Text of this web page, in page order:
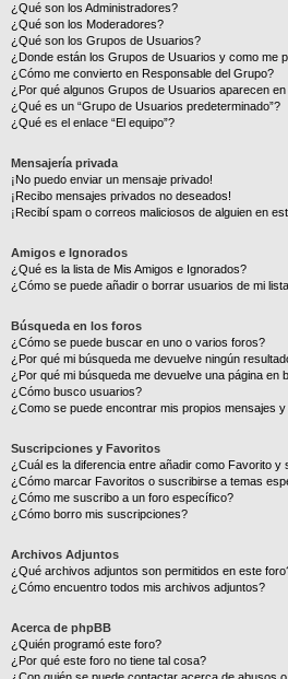
¿Qué son los Administradores?
¿Qué son los Moderadores?
¿Qué son los Grupos de Usuarios?
¿Donde están los Grupos de Usuarios y como me
¿Cómo me convierto en Responsable del Grupo?
¿Por qué algunos Grupos de Usuarios aparecen
¿Qué es un “Grupo de Usuarios predeterminado”?
¿Qué es el enlace “El equipo”?
Mensajería privada
¡No puedo enviar un mensaje privado!
¡Recibo mensajes privados no deseados!
¡Recibí spam o correos maliciosos de alguien en
Amigos e Ignorados
¿Qué es la lista de Mis Amigos e Ignorados?
¿Cómo se puede añadir o borrar usuarios de mi
Búsqueda en los foros
¿Cómo se puede buscar en uno o varios foros?
¿Por qué mi búsqueda me devuelve ningún
¿Por qué mi búsqueda me devuelve una página en
¿Cómo busco usuarios?
¿Como se puede encontrar mis propios mensajes
Suscripciones y Favoritos
¿Cuál es la diferencia entre añadir como Favorito y
¿Cómo marcar Favoritos o suscribirse a temas
¿Cómo me suscribo a un foro específico?
¿Cómo borro mis suscripciones?
Archivos Adjuntos
¿Qué archivos adjuntos son permitidos en este
¿Cómo encuentro todos mis archivos adjuntos?
Acerca de phpBB
¿Quién programó este foro?
¿Por qué este foro no tiene tal cosa?